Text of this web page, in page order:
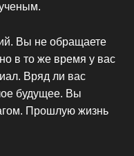
Вы не обращаете
в то же время у вас
Вряд ли вас
будущее. Вы
Прошлую жизнь